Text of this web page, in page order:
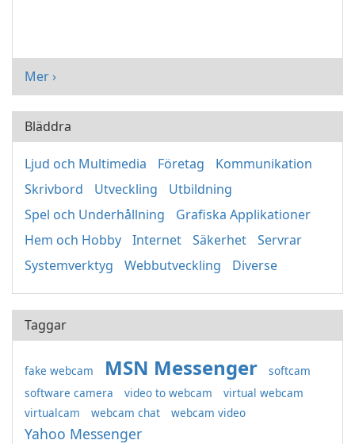
Mer ›
Bläddra
Ljud och Multimedia Företag
Kommunikation
Skrivbord
Utveckling
Utbildning
Spel och Underhållning
Grafiska Applikationer
Hem och Hobby
Internet Säkerhet
Servrar
Systemverktyg
Webbutveckling Diverse
Taggar
fake webcam MSN Messenger
softcam
software camera
video to webcam
virtual webcam
virtualcam
webcam chat webcam video
Yahoo Messenger